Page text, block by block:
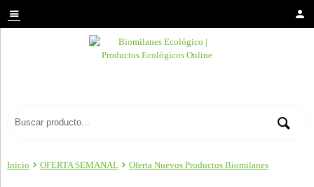
Inicio OFERTA SEMANAL Oferta Nuevos Productos Biomilanes